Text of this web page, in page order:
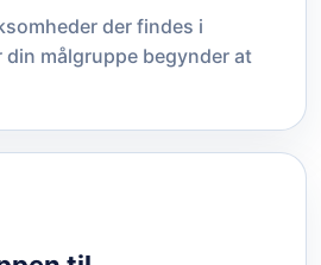
der findes i
målgruppe begynder at